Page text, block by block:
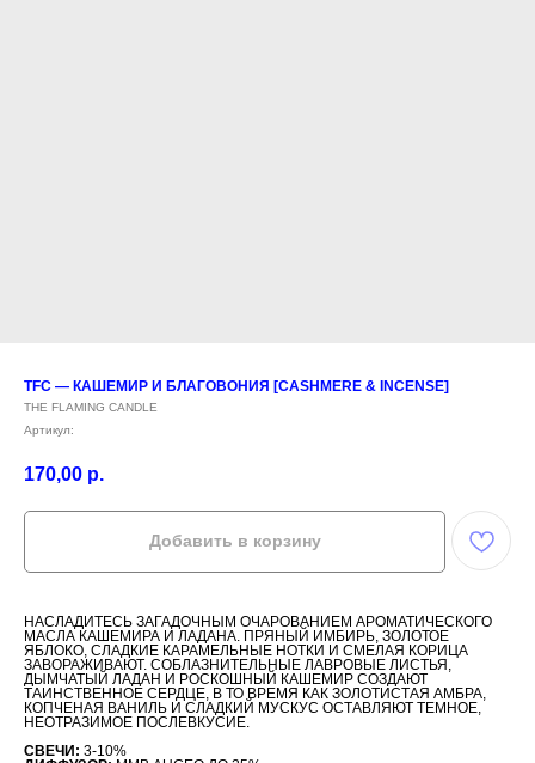
TFC — КАШЕМИР И БЛАГОВОНИЯ [CASHMERE & INCENSE]
THE FLAMING CANDLE
Артикул:
170,00 р.
Добавить в корзину
НАСЛАДИТЕСЬ ЗАГАДОЧНЫМ ОЧАРОВАНИЕМ АРОМАТИЧЕСКОГО
МАСЛА КАШЕМИРА И ЛАДАНА. ПРЯНЫЙ ИМБИРЬ, ЗОЛОТОЕ
ЯБЛОКО, СЛАДКИЕ КАРАМЕЛЬНЫЕ НОТКИ И СМЕЛАЯ КОРИЦА
ЗАВОРАЖИВАЮТ. СОБЛАЗНИТЕЛЬНЫЕ ЛАВРОВЫЕ ЛИСТЬЯ,
ДЫМЧАТЫЙ ЛАДАН И РОСКОШНЫЙ КАШЕМИР СОЗДАЮТ
ТАИНСТВЕННОЕ СЕРДЦЕ, В ТО ВРЕМЯ КАК ЗОЛОТИСТАЯ АМБРА,
КОПЧЕНАЯ ВАНИЛЬ И СЛАДКИЙ МУСКУС ОСТАВЛЯЮТ ТЕМНОЕ,
НЕОТРАЗИМОЕ ПОСЛЕВКУСИЕ.
СВЕЧИ: 3-10%